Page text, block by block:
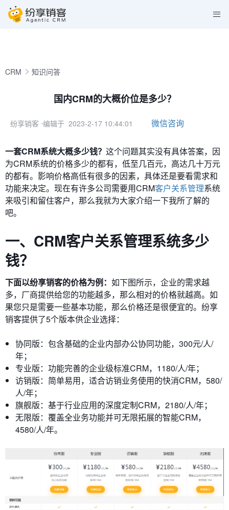
CRM 知识问答
国内CRM的大概价位是多少？
纷享销客 ⋅编辑于 2023-2-17 10:44:01 微信咨询
一套CRM系统大概多少钱？ 这个问题其实没有具体答案，因
为CRM系统的价格多少的都有，低至几百元，高达几十万元
的都有。影响价格高低有很多的因素，具体还是要看需求和
功能来决定。现在有许多公司需要用CRM客户关系管理系统
来吸引和留住客户，那么我就为大家介绍一下我所了解的
吧。
一、CRM客户关系管理系统多少
钱？
下面以纷享销客的价格为例： 如下图所示，企业的需求越
多，厂商提供给您的功能越多，那么相对的价格就越高。如
果您只是需要一些基本功能，那么价格还是很便宜的。纷享
销客提供了5个版本供企业选择：
协同版：包含基础的企业内部办公协同功能，300元/人/
年；
专业版：功能完善的企业级标准CRM，1180/人/年；
访销版：简单易用，适合访销业务使用的快消CRM，580/
人/年；
旗舰版：基于行业应用的深度定制CRM，2180/人/年；
无限版：覆盖全业务功能并可无限拓展的智能CRM，
4580/人/年。